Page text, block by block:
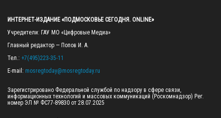
ИНТЕРНЕТ-ИЗДАНИЕ «ПОДМОСКОВЬЕ СЕГОДНЯ. ONLINE»
Учредители: ГАУ МО «Цифровые Медиа»
Главный редактор — Попов И. А.
Тел.: +7(495)223-35-11
E-mail: mosregtoday@mosregtoday.ru
Зарегистрировано Федеральной службой по надзору в сфере связи,
информационных технологий и массовых коммуникаций (Роскомнадзор) Рег.
номер ЭЛ № ФС77-89830 от 28.07.2025